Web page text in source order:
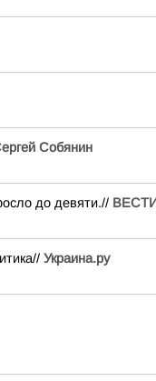
Собянин
до девяти.//
Украина.ру